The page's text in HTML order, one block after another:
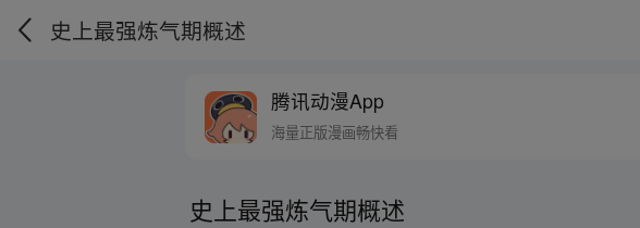
史上最强炼气期概述
腾讯动漫App
海量正版漫画畅快看
史上最强炼气期概述